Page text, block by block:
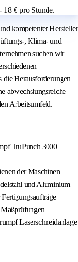
18 € pro Stunde.
kompetenter Hersteller
, Klima- und
suchen wir
die Herausforderungen
abwechslungsreiche
Arbeitsumfeld.
TruPunch 3000
der Maschinen
und Aluminium
Laserschneidanlage